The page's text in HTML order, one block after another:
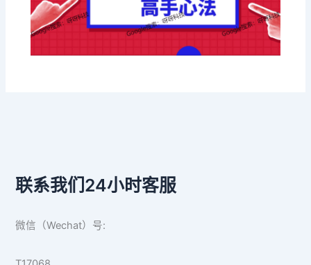
联系我们24小时客服
微信（Wechat）号: